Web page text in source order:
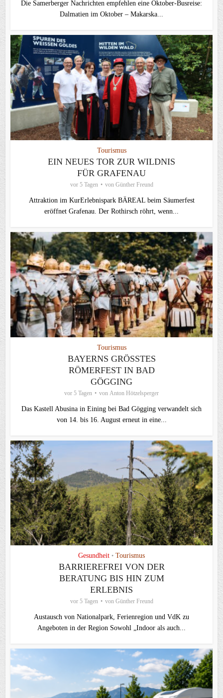
Die Samerberger Nachrichten empfehlen eine Oktober-Busreise:
Dalmatien im Oktober – Makarska...
Tourismus
EIN NEUES TOR ZUR WILDNIS
FÜR GRAFENAU
vor 5 Tagen von Günther Freund
Attraktion im KurErlebnispark BÄREAL beim Säumerfest
eröffnet Grafenau. Der Rothirsch röhrt, wenn...
Tourismus
BAYERNS GRÖSSTES R
ÖMERFEST IN BAD G
ÖGGING
vor 5 Tagen von Anton Hötzelsperger
Das Kastell Abusina in Eining bei Bad Gögging verwandelt sich
von 14. bis 16. August erneut in eine...
Gesundheit • Tourismus
BARRIEREFREI VON DER
BERATUNG BIS HIN ZUM
ERLEBNIS
vor 5 Tagen von Günther Freund
Austausch von Nationalpark, Ferienregion und VdK zu
Angeboten in der Region Sowohl „Indoor als auch...